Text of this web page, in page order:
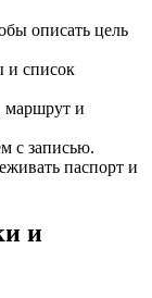
описать цель
и список
маршрут и
с записью.
паспорт и
и